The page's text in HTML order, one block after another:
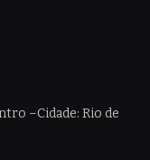
–Cidade: Rio de